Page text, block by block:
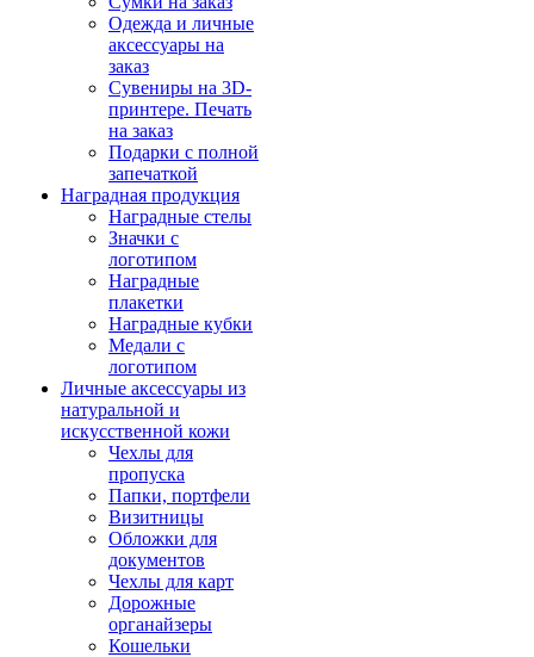
Одежда и личные
аксессуары на
заказ
Сувениры на 3D-
принтере. Печать
на заказ
Подарки с полной
запечаткой
Наградная продукция
Наградные стелы
Значки с
логотипом
Наградные
плакетки
Наградные кубки
Медали с
логотипом
Личные аксессуары из
натуральной и
искусственной кожи
Чехлы для
пропуска
Папки, портфели
Визитницы
Обложки для
документов
Чехлы для карт
Дорожные
органайзеры
Кошельки